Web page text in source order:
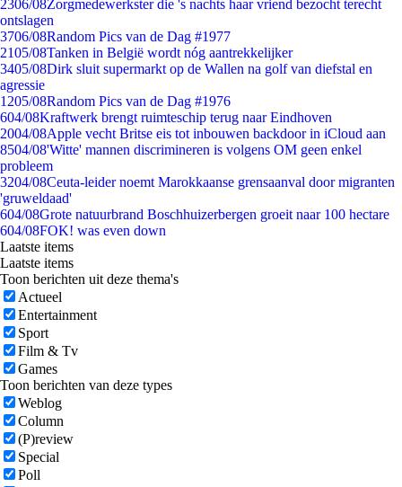
2306/08Zorgmedewerkster die 's nachts haar vriend bezocht terecht
ontslagen
3706/08Random Pics van de Dag #1977
2105/08Tanken in België wordt nóg aantrekkelijker
3405/08Dirk sluit supermarkt op de Wallen na golf van diefstal en
agressie
1205/08Random Pics van de Dag #1976
604/08Kraftwerk brengt ruimteschip terug naar Eindhoven
2004/08Apple vecht Britse eis tot inbouwen backdoor in iCloud aan
8504/08'Witte' mannen discrimineren is volgens OM geen enkel
probleem
3204/08Ceuta-leider noemt Marokkaanse grensaanval door migranten
'gruweldaad'
604/08Grote natuurbrand Boschhuizerbergen groeit naar 100 hectare
604/08FOK! was even down
Laatste items
Laatste items
Toon berichten uit deze thema's
Actueel
Entertainment
Sport
Film & Tv
Games
Toon berichten van deze types
Weblog
Column
(P)review
Special
Poll